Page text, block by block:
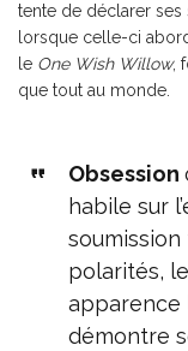
tente de déclarer ses
lorsque celle-ci
le One Wish Willow,
que tout au monde.
Obsession
habile sur
polarités,
apparence
démontre